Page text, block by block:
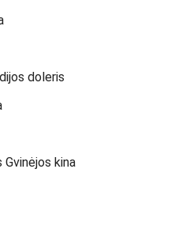
doleris
Gvinėjos kina